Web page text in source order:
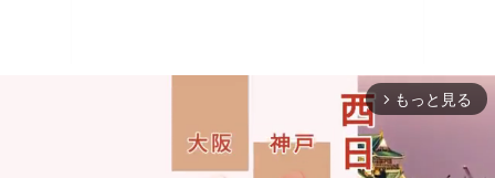
arrow_forward_ios もっと見る